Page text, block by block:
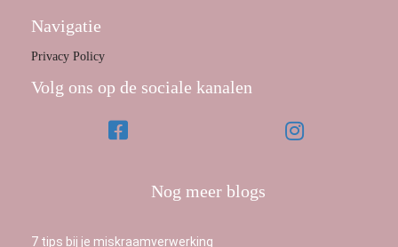
Navigatie
Privacy Policy
Volg ons op de sociale kanalen
Nog meer blogs
7 tips bij je miskraamverwerking